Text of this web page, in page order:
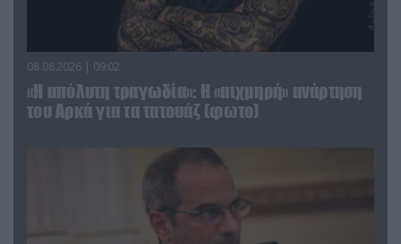
08.08.2026 | 09:02
«Η απόλυτη τραγωδία»: Η «αιχμηρή» ανάρτηση
του Αρκά για τα τατουάζ (φωτο)